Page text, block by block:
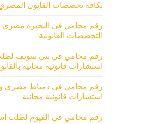
بكافة تخصصات القانون
رقم محامي في البحيرة
التخصصات القانونية
رقم محامي في بني سويف
استشارات قانونية مجانية
رقم محامي في دمياط مصري
استشارات قانونية مجانية
رقم محامي في الفيوم لطلب